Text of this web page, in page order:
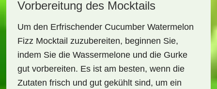
Vorbereitung des Mocktails
Um den Erfrischender Cucumber Watermelon
Fizz Mocktail zuzubereiten, beginnen Sie,
indem Sie die Wassermelone und die Gurke
gut vorbereiten. Es ist am besten, wenn die
Zutaten frisch und gut gekühlt sind, um ein